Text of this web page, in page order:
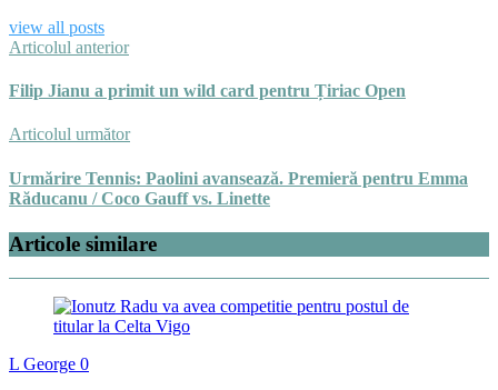
view all posts
Articolul anterior
Filip Jianu a primit un wild card pentru Țiriac Open
Articolul următor
Urmărire Tennis: Paolini avansează. Premieră pentru Emma
Răducanu / Coco Gauff vs. Linette
Articole similare
L George 0